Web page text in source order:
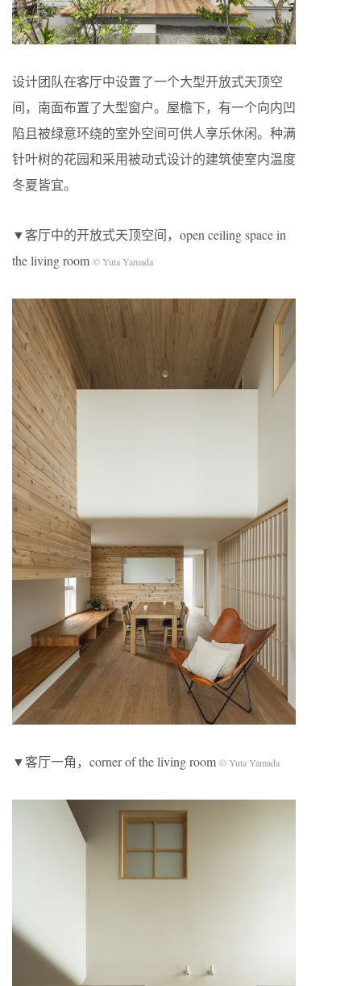
设计团队在客厅中设置了一个大型开放式天顶空
间，南面布置了大型窗户。屋檐下，有一个向内凹
陷且被绿意环绕的室外空间可供人享乐休闲。种满
针叶树的花园和采用被动式设计的建筑使室内温度
冬夏皆宜。
▼客厅中的开放式天顶空间，open ceiling space in
the living room © Yuta Yamada
▼客厅一角，corner of the living room © Yuta Yamada